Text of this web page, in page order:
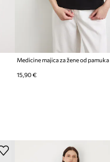
Medicine majica za žene od pamuka
15,90 €